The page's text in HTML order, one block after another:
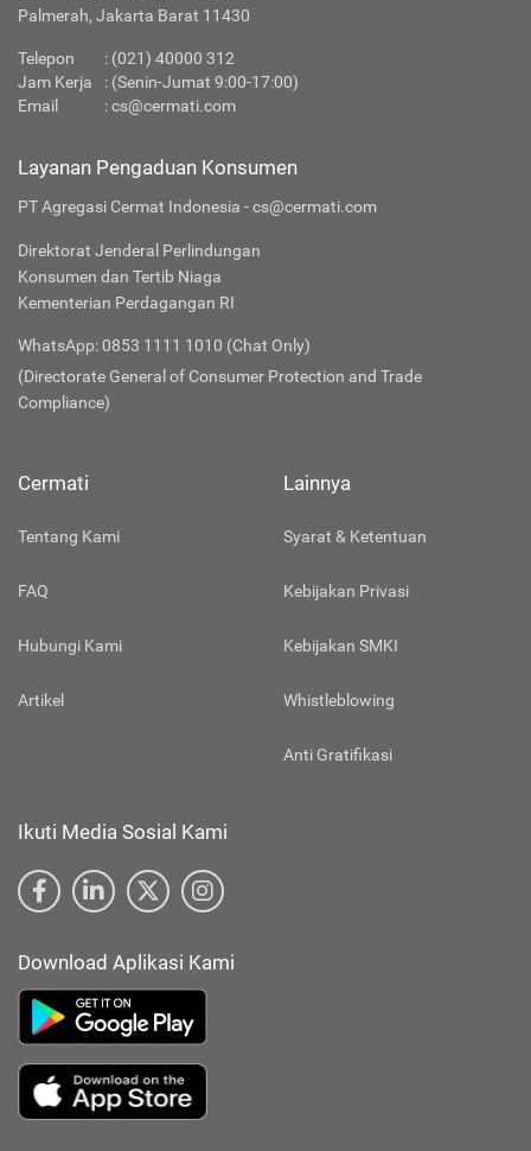
Palmerah, Jakarta Barat 11430
Telepon : (021) 40000 312
Jam Kerja
: (Senin-Jumat 9:00-17:00)
Email
:cs@cermati.com
Layanan Pengaduan Konsumen
PT Agregasi Cermat Indonesia - cs@cermati.com
Direktorat Jenderal Perlindungan
Konsumen dan Tertib Niaga
Kementerian Perdagangan RI
WhatsApp: 0853 1111 1010 (Chat Only)
(Directorate General of Consumer Protection and Trade
Compliance)
Cermati
Tentang Kami
FAQ
Hubungi Kami
Artikel
Lainnya
Syarat & Ketentuan
Kebijakan Privasi
Kebijakan SMKI
Whistleblowing
Anti Gratifikasi
Ikuti Media Sosial Kami
Download Aplikasi Kami